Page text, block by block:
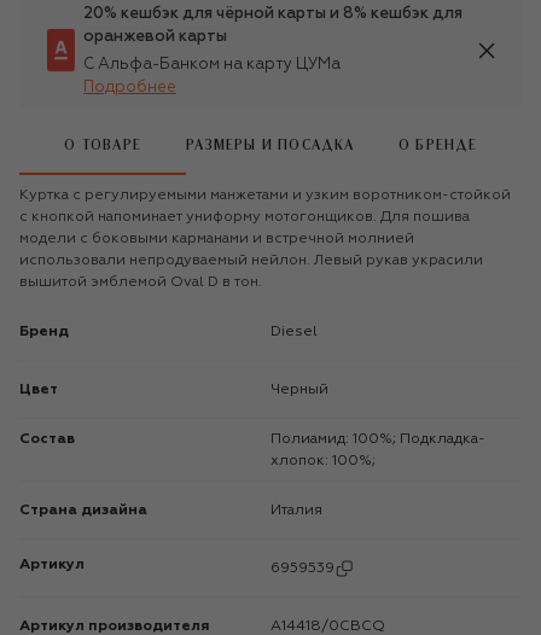
20% кешбэк для чёрной карты и 8% кешбэк для
оранжевой карты
С Альфа-Банком на карту ЦУМа
Подробнее
О ТОВАРЕ РАЗМЕРЫ И ПОСАДКА О БРЕНДЕ
Куртка с регулируемыми манжетами и узким воротником-стойкой
с кнопкой напоминает униформу мотогонщиков. Для пошива
модели с боковыми карманами и встречной молнией
использовали непродуваемый нейлон. Левый рукав украсили
вышитой эмблемой Oval D в тон.
Бренд Diesel
Цвет Черный
Состав
Полиамид: 100%; Подкладка-
хлопок: 100%;
Страна дизайна Италия
Артикул 6959539
Артикул производителя A14418/0CBCQ